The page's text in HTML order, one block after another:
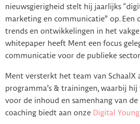
nieuwsgierigheid stelt hij jaarlijks
marketing en communicatie” op. Een
trends en ontwikkelingen in het
whitepaper heeft Ment een focus
communicatie voor de publieke
Ment versterkt het team van SchaalX
programma’s & trainingen, waarbij
voor de inhoud en samenhang van de
coaching biedt aan onze Digital